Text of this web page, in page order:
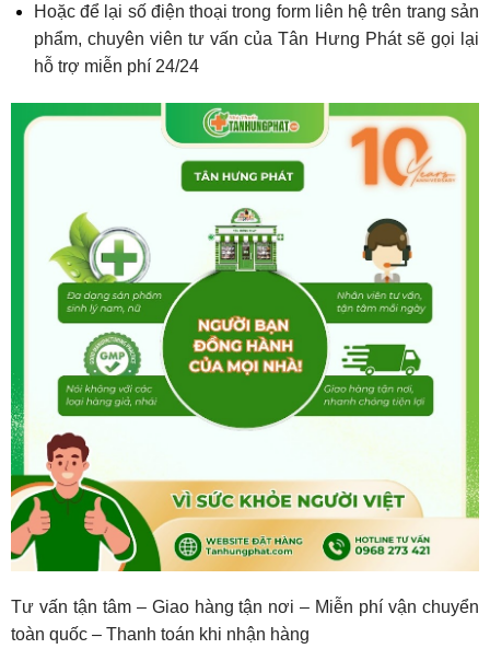
Hoặc để lại số điện thoại trong form liên hệ trên trang sản
phẩm, chuyên viên tư vấn của Tân Hưng Phát sẽ gọi lại
hỗ trợ miễn phí 24/24
Tư vấn tận tâm – Giao hàng tận nơi – Miễn phí vận chuyển
toàn quốc – Thanh toán khi nhận hàng